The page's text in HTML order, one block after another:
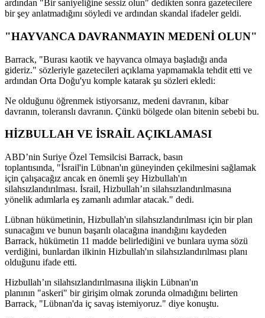
ardından "Bir saniyeliğine sessiz olun" dedikten sonra gazetecilere
bir şey anlatmadığını söyledi ve ardından skandal ifadeler geldi.
"HAYVANCA DAVRANMAYIN MEDENİ OLUN"
Barrack, "Burası kaotik ve hayvanca olmaya başladığı anda
gideriz." sözleriyle gazetecileri açıklama yapmamakla tehdit etti ve
ardından Orta Doğu'yu komple katarak şu sözleri ekledi:
Ne olduğunu öğrenmek istiyorsanız, medeni davranın, kibar
davranın, toleranslı davranın. Çünkü bölgede olan bitenin sebebi bu.
HİZBULLAH VE İSRAİL AÇIKLAMASI
ABD’nin Suriye Özel Temsilcisi Barrack, basın
toplantısında, "İsrail'in Lübnan'ın güneyinden çekilmesini sağlamak
için çalışacağız ancak en önemli şey Hizbullah'ın
silahsızlandırılması. İsrail, Hizbullah’ın silahsızlandırılmasına
yönelik adımlarla eş zamanlı adımlar atacak." dedi.
Lübnan hükümetinin, Hizbullah'ın silahsızlandırılması için bir plan
sunacağını ve bunun başarılı olacağına inandığını kaydeden
Barrack, hükümetin 11 madde belirlediğini ve bunlara uyma sözü
verdiğini, bunlardan ilkinin Hizbullah'ın silahsızlandırılması planı
olduğunu ifade etti.
Hizbullah’ın silahsızlandırılmasına ilişkin Lübnan'ın
planının "askeri" bir girişim olmak zorunda olmadığını belirten
Barrack, "Lübnan'da iç savaş istemiyoruz." diye konuştu.